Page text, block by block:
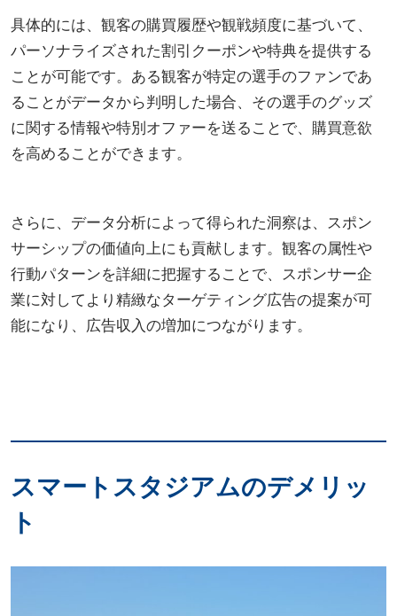
具体的には、観客の購買履歴や観戦頻度に基づいて、
パーソナライズされた割引クーポンや特典を提供する
ことが可能です。ある観客が特定の選手のファンであ
ることがデータから判明した場合、その選手のグッズ
に関する情報や特別オファーを送ることで、購買意欲
を高めることができます。
さらに、データ分析によって得られた洞察は、スポン
サーシップの価値向上にも貢献します。観客の属性や
行動パターンを詳細に把握することで、スポンサー企
業に対してより精緻なターゲティング広告の提案が可
能になり、広告収入の増加につながります。
スマートスタジアムのデメリッ
ト